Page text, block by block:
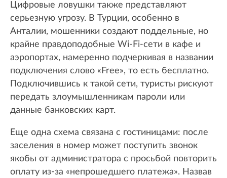
Цифровые ловушки также представляют
серьезную угрозу. В Турции, особенно в
Анталии, мошенники создают поддельные, но
крайне правдоподобные Wi-Fi-сети в кафе и
аэропортах, намеренно подчеркивая в названии
подключения слово «Free», то есть бесплатно.
Подключившись к такой сети, туристы рискуют
передать злоумышленникам пароли или
данные банковских карт.
Еще одна схема связана с гостиницами: после
заселения в номер может поступить звонок
якобы от администратора с просьбой повторить
оплату из-за «непрошедшего платежа». Назвав